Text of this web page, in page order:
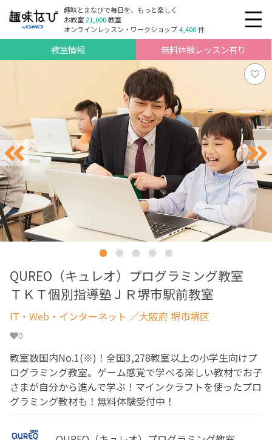
趣味とまなびで毎日を、もっと楽しく
お教室21,000教室
オンラインレッスン・ワークショップ4,400件
教室情報 無料体験レッスン有り
QUREO（キュレオ）プログラミング教室
ＴＫＴ個別指導塾ＪＲ堺市駅前教室
IT・Web・インターネット ／大阪府 堺市堺区
0
教室数国内No.1(※)！全国3,278教室以上の小学生向けプ
ログラミング教室。ゲーム感覚で学べる楽しい教材でお子
さまが自分から進んで学ぶ！マインクラフトを使ったプロ
グラミング教材も！無料体験受付中！